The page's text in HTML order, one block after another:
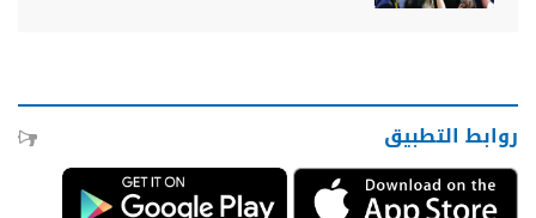
روابط التطبيق